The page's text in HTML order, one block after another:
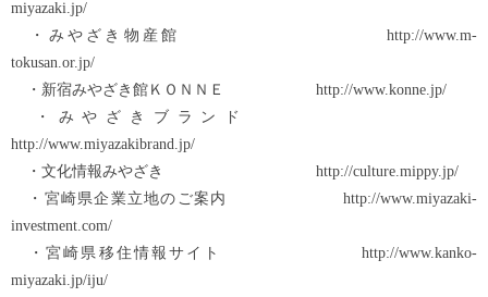
miyazaki.jp/
・みやざき物産館 http://www.m-
tokusan.or.jp/
・新宿みやざき館ＫＯＮＮＥ http://www.konne.jp/
・みやざきブランド
http://www.miyazakibrand.jp/
・文化情報みやざき http://culture.mippy.jp/
・宮崎県企業立地のご案内 http://www.miyazaki-
investment.com/
・宮崎県移住情報サイト http://www.kanko-
miyazaki.jp/iju/